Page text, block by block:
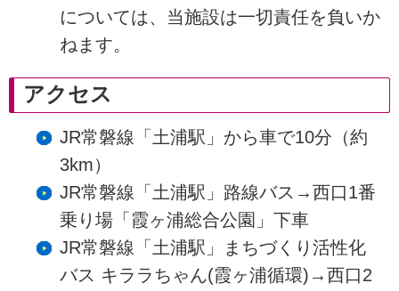
については、当施設は一切責任を負いか
ねます。
アクセス
JR常磐線「土浦駅」から車で10分（約
3km）
JR常磐線「土浦駅」路線バス→西口1番
乗り場「霞ヶ浦総合公園」下車
JR常磐線「土浦駅」まちづくり活性化
バス キララちゃん(霞ヶ浦循環)→西口2